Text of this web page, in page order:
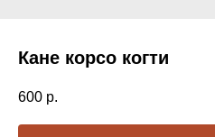
Кане корсо когти
600 р.